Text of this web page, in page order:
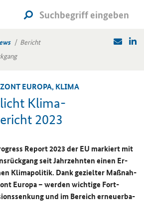
Bericht
EU­RO­PA, KLIMA
Klima-​
2023
Report2023 der EU mar­kiert mit
seit Jahr­zehn­ten einen Er­
Kli­ma­po­li­tik. Dank ge­ziel­ter Maß­nah­
Eu­ro­pa – wer­den wich­ti­ge Fort­
und im Be­reich er­neu­er­ba­